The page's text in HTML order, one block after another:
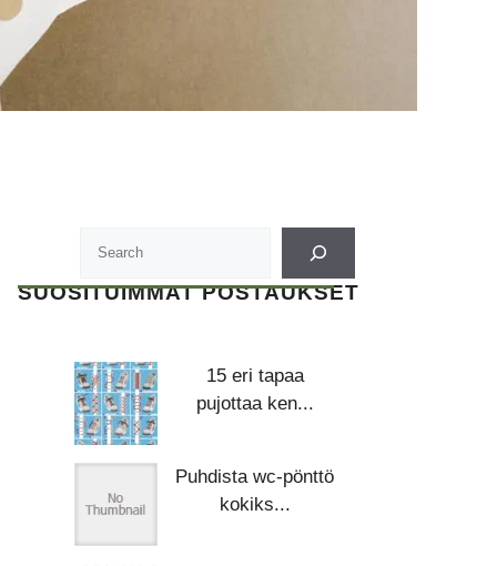
SUOSITUIMMAT POSTAUKSET
15 eri tapaa
pujottaa ken...
Puhdista wc-pönttö
kokiks...